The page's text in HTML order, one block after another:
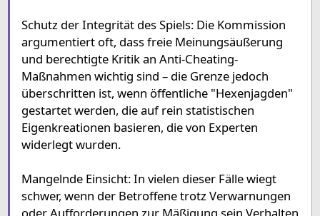
Schutz der Integrität des Spiels: Die Kommission
argumentiert oft, dass freie Meinungsäußerung
und berechtigte Kritik an Anti-Cheating-
Maßnahmen wichtig sind – die Grenze jedoch
überschritten ist, wenn öffentliche "Hexenjagden"
gestartet werden, die auf rein statistischen
Eigenkreationen basieren, die von Experten
widerlegt wurden.
Mangelnde Einsicht: In vielen dieser Fälle wiegt
schwer, wenn der Betroffene trotz Verwarnungen